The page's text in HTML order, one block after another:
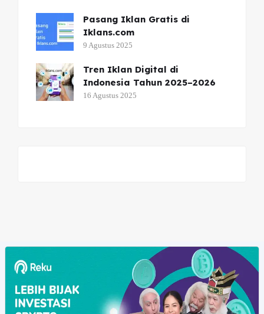
Pasang Iklan Gratis di
Iklans.com
9 Agustus 2025
Tren Iklan Digital di
Indonesia Tahun 2025–2026
16 Agustus 2025